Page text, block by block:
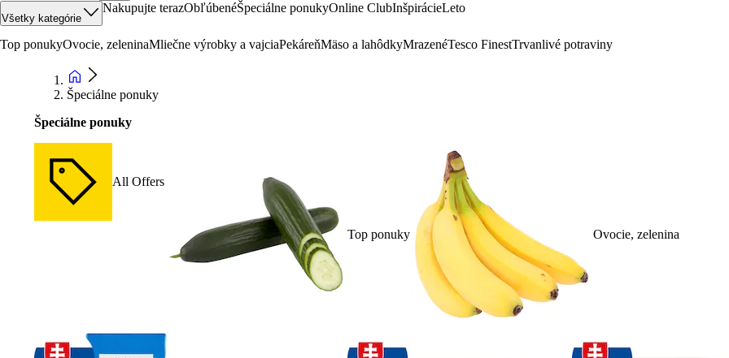
Všetky kategórie
Nakupujte terazObľúbenéŠpeciálne ponukyOnline ClubInšpirácieLeto
Top ponukyOvocie, zeleninaMliečne výrobky a vajciaPekáreňMäso a lahôdkyMrazenéTesco FinestTrvanlivé potraviny
Špeciálne ponuky
Špeciálne ponuky
All Offers
Top ponuky Ovocie, zelenina